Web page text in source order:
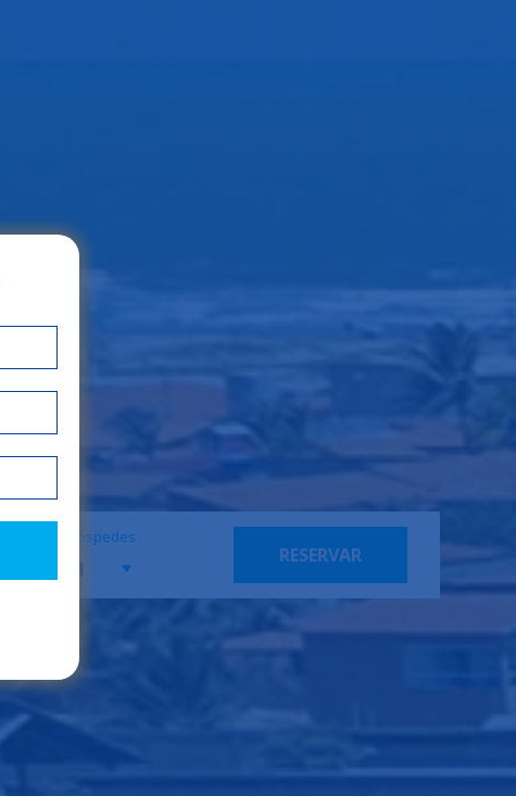
Hóspedes
RESERVAR